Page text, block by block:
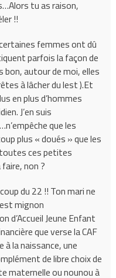
tu as raison,
!!
femmes ont dû
parfois la façon de
bon, autour de moi, elles
à lâcher du lest ).Et
en plus d’hommes
J’en suis
que les
plus « doués » que les
ces petites
non ?
du 22 !! Ton mari ne
mignon
d’Accueil Jeune Enfant
que verse la CAF
à la naissance, une
de libre choix de
maternelle ou nounou à